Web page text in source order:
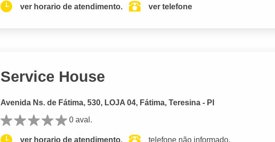
ver horario de atendimento. ver telefone
Service House
Avenida Ns. de Fátima, 530, LOJA 04, Fátima, Teresina - PI
0 aval.
ver horario de atendimento. telefone não informado.